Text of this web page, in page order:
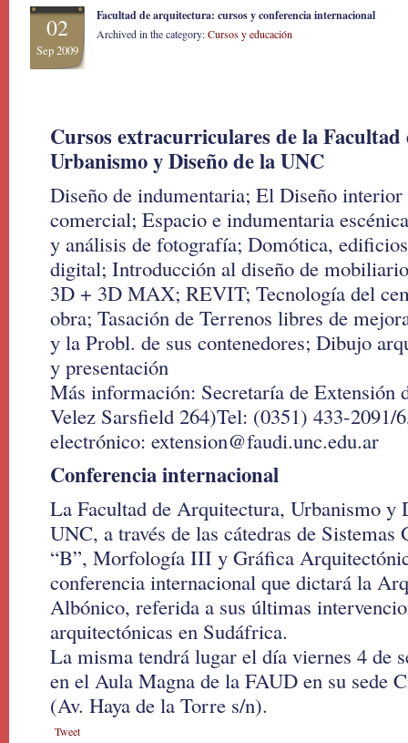
02
Sep 2009
Facultad de arquitectura: cursos y conferencia internacional
Archived in the category:Cursos y educación
Cursos extracurriculares de la
Urbanismo y Diseño de la UNC
Diseño de indumentaria; El Diseño interior
comercial; Espacio e indumentaria
y análisis de fotografía; Domótica,
digital; Introducción al diseño de
3D + 3D MAX; REVIT; Tecnología del
obra; Tasación de Terrenos libres de
y la Probl. de sus contenedores; Dibujo
y presentación
Más información: Secretaría de Extensión
Velez Sarsfield 264)Tel: (0351) 433-2091/
electrónico: extension@faudi.unc.edu.ar
Conferencia internacional
La Facultad de Arquitectura, Urbanismo y
UNC, a través de las cátedras de
“B”, Morfología III y Gráfica
conferencia internacional que dictará la
Albónico, referida a sus últimas
arquitectónicas en Sudáfrica.
La misma tendrá lugar el día viernes 4 de
en el Aula Magna de la FAUD en su sede
(Av. Haya de la Torre s/n).
Tweet